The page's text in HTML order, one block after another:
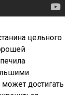
цельного
достигать